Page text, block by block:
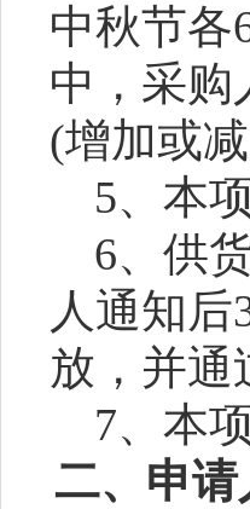
中秋节各
中，采购
(增加或
5、本
6、供
人通知后
放，并通
7、本
二、申